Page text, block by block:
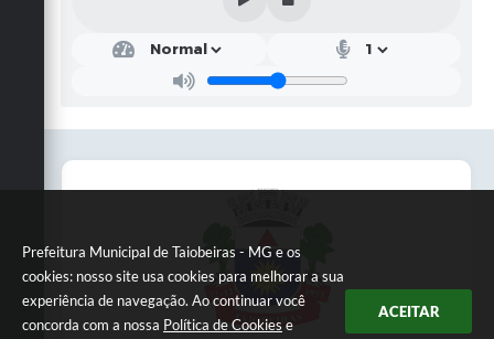
Prefeitura Municipal de Taiobeiras - MG e os
cookies: nosso site usa cookies para melhorar a sua
experiência de navegação. Ao continuar você
concorda com a nossa Política de Cookies e
ACEITAR